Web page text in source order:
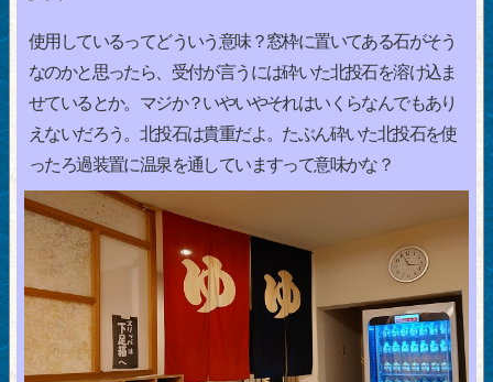
使用しているってどういう意味？窓枠に置いてある石がそう
なのかと思ったら、受付が言うには砕いた北投石を溶け込ま
せているとか。マジか？いやいやそれはいくらなんでもあり
えないだろう。北投石は貴重だよ。たぶん砕いた北投石を使
ったろ過装置に温泉を通していますって意味かな？